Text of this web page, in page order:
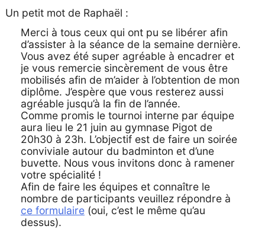
Un petit mot de Raphaël :
Merci à tous ceux qui ont pu se libérer afin
d’assister à la séance de la semaine dernière.
Vous avez été super agréable à encadrer et
je vous remercie sincèrement de vous être
mobilisés afin de m’aider à l’obtention de mon
diplôme. J’espère que vous resterez aussi
agréable jusqu’à la fin de l’année.
Comme promis le tournoi interne par équipe
aura lieu le 21 juin au gymnase Pigot de
20h30 à 23h. L’objectif est de faire un soirée
conviviale autour du badminton et d’une
buvette. Nous vous invitons donc à ramener
votre spécialité !
Afin de faire les équipes et connaître le
nombre de participants veuillez répondre à
ce formulaire(oui, c’est le même qu’au
dessus).